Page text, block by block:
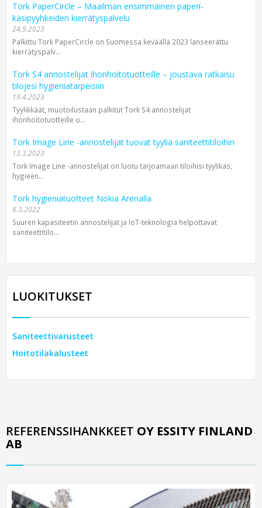
Tork PaperCircle – Maailman ensimmäinen paperi­
käsipyyhkeiden kierrätyspalvelu
24.5.2023
Palkittu Tork PaperCircle on Suomessa keväällä 2023 lanseerattu
kierrätyspalv...
Tork S4 annostelijat ihonhoito­tuotteille – joustava ratkaisu
tilojesi hygienia­tarpeisiin
19.4.2023
Tyylikkäät, muotoilustaan palkitut Tork S4 annostelijat
ihonhoitotuotteille o...
Tork Image Line -annostelijat tuovat tyyliä saniteettitiloihin
13.3.2023
Tork Image Line -annostelijat on luotu tarjoamaan tiloihisi tyylikäs,
hygieen...
Tork hygieniatuotteet Nokia Arenalla
8.3.2022
Suuren kapasiteetin annostelijat ja IoT-teknologia helpottavat
saniteettitilo...
LUOKITUKSET
Saniteettivarusteet
Hoitotilakalusteet
REFERENSSIHANKKEET OY ESSITY FINLAND
AB